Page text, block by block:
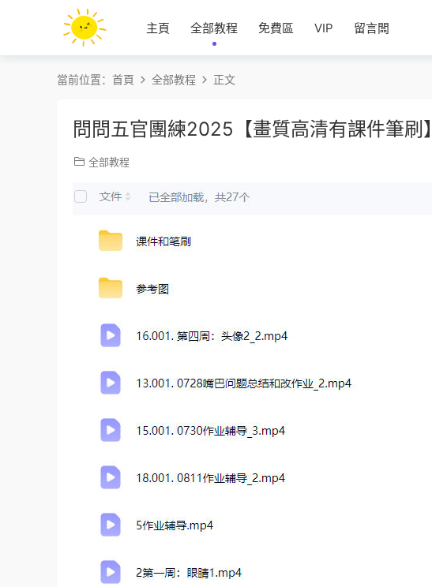
主頁 全部教程 免費區 VIP 留言闆
當前位置： 首頁 全部教程 正文
問問五官團練2025【畫質高清有課件筆刷】
全部教程